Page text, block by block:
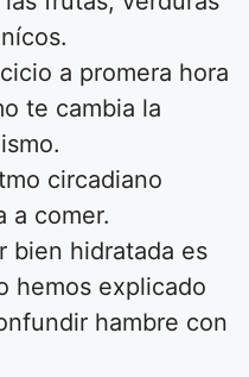
a promera hora
te cambia la
circadiano
a comer.
bien hidratada es
hemos explicado
hambre con